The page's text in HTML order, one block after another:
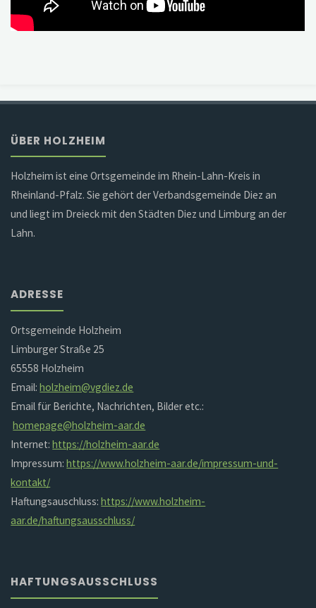
ÜBER HOLZHEIM
Holzheim ist eine Ortsgemeinde im Rhein-Lahn-Kreis in
Rheinland-Pfalz. Sie gehört der Verbandsgemeinde Diez an
und liegt im Dreieck mit den Städten Diez und Limburg an der
Lahn.
ADRESSE
Ortsgemeinde Holzheim
Limburger Straße 25
65558 Holzheim
Email:holzheim@vgdiez.de
Email für Berichte, Nachrichten, Bilder etc.:
homepage@holzheim-aar.de
Internet:https://holzheim-aar.de
Impressum:https://www.holzheim-aar.de/impressum-und-
kontakt/
Haftungsauschluss:https://www.holzheim-
aar.de/haftungsausschluss/
HAFTUNGSAUSSCHLUSS